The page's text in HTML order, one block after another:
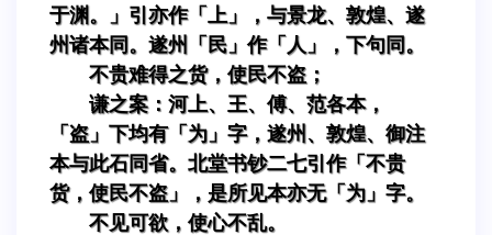
于渊。」引亦作「上」，与景龙、敦煌、遂
州诸本同。遂州「民」作「人」，下句同。
不贵难得之货，使民不盗；
谦之案：河上、王、傅、范各本，
「盗」下均有「为」字，遂州、敦煌、御注
本与此石同省。北堂书钞二七引作「不贵
货，使民不盗」，是所见本亦无「为」字。
不见可欲，使心不乱。